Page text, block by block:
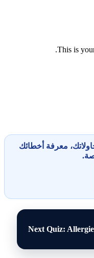
This is
معرفة أخطائك
Next Quiz: